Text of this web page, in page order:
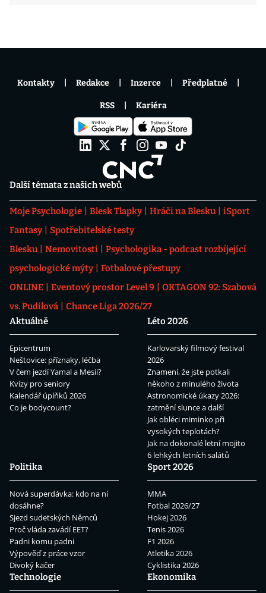
Další témata z našich webů
Moje Psychologie Blesk Tlapky Hráči na Blesku
iSport
Fantasy
Spotřebitelské testy
Blesku
Nemovitosti
Psychologika - podcast rozbíjející
psychologické mýty
Fotbalové přestupy
ONLINE
Eventový prostor Level 9
OKTAGON 92: Szabová
vs. Pudilová
Chance Liga 2026/27
Aktuálně
Epicentrum
Neštovice: příznaky, léčba
V čem jezdí Yamal a Mesii?
Kvízy pro seniory
Kalendář úplňků 2026
Co je bodycount?
Léto 2026
Karlovarský filmový festival
2026
Znamení, že jste potkali
někoho z minulého života
Astronomické úkazy 2026:
zatmění slunce a další
Jak obléci miminko při
vysokých teplotách?
Jak na dokonalé letní mojito
6 lehkých letních salátů
Politika
Nová superdávka: kdo na ní
dosáhne?
Sjezd sudetských Němců
Proč vláda zavádí EET?
Padni komu padni
Výpověď z práce vzor
Divoký kačer
Sport 2026
MMA
Fotbal 2026/27
Hokej 2026
Tenis 2026
F1 2026
Atletika 2026
Cyklistika 2026
Technologie
Ekonomika
Kontakty Redakce Inzerce Předplatné
RSS Kariéra